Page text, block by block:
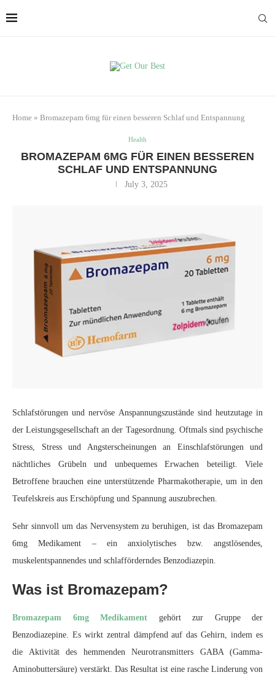
Home » Bromazepam 6mg für einen besseren Schlaf und Entspannung
Health
BROMAZEPAM 6MG FÜR EINEN BESSEREN
SCHLAF UND ENTSPANNUNG
July 3, 2025
Schlafstörungen und nervöse Anspannungszustände sind heutzutage in
der Leistungsgesellschaft an der Tagesordnung. Oftmals sind psychische
Stress, Stress und Angsterscheinungen an Einschlafstörungen und
nächtliches Grübeln und unbequemes Erwachen beteiligt. Viele
Betroffene brauchen eine unterstützende Pharmakotherapie, um in den
Teufelskreis aus Erschöpfung und Spannung auszubrechen.
Sehr sinnvoll um das Nervensystem zu beruhigen, ist das Bromazepam
6mg Medikament – ein anxiolytisches bzw. angstlösendes,
muskelentspannendes und schlafförderndes Benzodiazepin.
Was ist Bromazepam?
Bromazepam 6mg Medikament gehört zur Gruppe der
Benzodiazepine. Es wirkt zentral dämpfend auf das Gehirn, indem es
die Aktivität des hemmenden Neurotransmitters GABA (Gamma-
Aminobuttersäure) verstärkt. Das Resultat ist eine rasche Linderung von